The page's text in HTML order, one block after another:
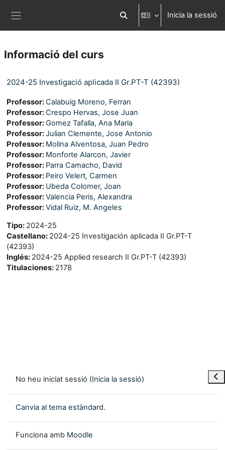
Commuta l'entrada de la cerca
Inicia la sessió
Informació del curs
2024-25 Investigació aplicada II Gr.PT-T (42393)
Professor:Calabuig Moreno, Ferran
Professor:Crespo Hervas, Jose Juan
Professor:Gomez Tafalla, Ana Maria
Professor:Julian Clemente, Jose Antonio
Professor: Molina Alventosa, Juan Pedro
Professor: Monforte Alarcon, Javier
Professor: Parra Camacho, David
Professor: Peiro Velert, Carmen
Professor: Ubeda Colomer, Joan
Professor:Valencia Peris, Alexandra
Professor:Vidal Ruiz, M. Angeles
Tipo: 2024-25
Castellano: 2024-25 Investigación aplicada II Gr.PT-T
(42393)
Inglés: 2024-25 Applied research II Gr.PT-T (42393)
Titulaciones: 2178
No heu iniciat sessió (Inicia la sessió)
Canvia al tema estàndard.
Funciona amb Moodle